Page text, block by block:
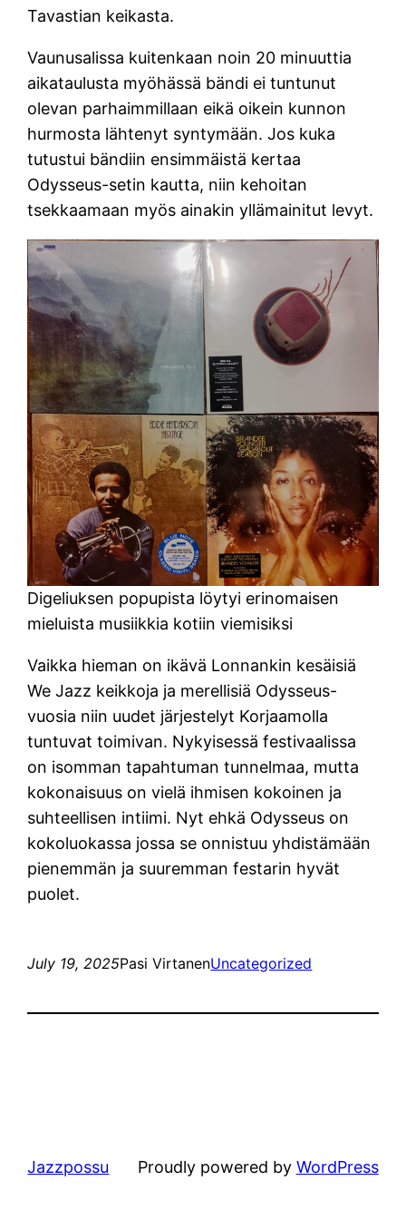
Tavastian keikasta.
Vaunusalissa kuitenkaan noin 20 minuuttia
aikataulusta myöhässä bändi ei tuntunut
olevan parhaimmillaan eikä oikein kunnon
hurmosta lähtenyt syntymään. Jos kuka
tutustui bändiin ensimmäistä kertaa
Odysseus-setin kautta, niin kehoitan
tsekkaamaan myös ainakin yllämainitut levyt.
Digeliuksen popupista löytyi erinomaisen
mieluista musiikkia kotiin viemisiksi
Vaikka hieman on ikävä Lonnankin kesäisiä
We Jazz keikkoja ja merellisiä Odysseus-
vuosia niin uudet järjestelyt Korjaamolla
tuntuvat toimivan. Nykyisessä festivaalissa
on isomman tapahtuman tunnelmaa, mutta
kokonaisuus on vielä ihmisen kokoinen ja
suhteellisen intiimi. Nyt ehkä Odysseus on
kokoluokassa jossa se onnistuu yhdistämään
pienemmän ja suuremman festarin hyvät
puolet.
July 19, 2025Pasi VirtanenUncategorized
Jazzpossu Proudly powered by WordPress